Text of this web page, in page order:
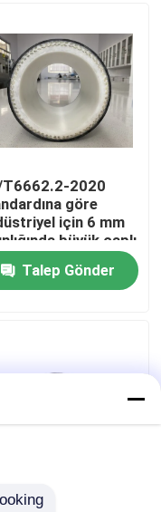
T6662.2-2020
göre
için 6 mm
büyük çaplı
hortum
Talep Gönder
dayanıklı RTP